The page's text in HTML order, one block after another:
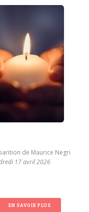
de Maurice Negri
17 avril 2026
EN SAVOIR PLUS